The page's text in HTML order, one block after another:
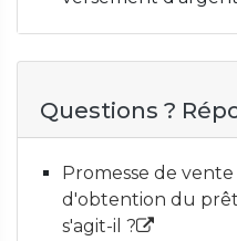
Questions ?
Promesse de
d'obtention du
s'agit-il ?